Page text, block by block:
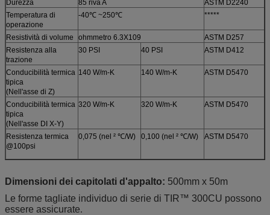
Durezza
85 riva A
ASTM D2240
Temperatura di
operazione
-40℃ ~250℃ *****
Resistività di volume ohmmetro 6.3X109
ASTM D257
Resistenza alla
trazione
30 PSI 40 PSI ASTM D412
Conducibilità termica
tipica
(Nell'asse di Z)
140 W/m-K 140 W/m-K ASTM D5470
Conducibilità termica
tipica
(Nell'asse DI X-Y)
320 W/m-K 320 W/m-K ASTM D5470
Resistenza termica
@100psi
0,075 (nel ² ℃/W) 0,100 (nel ² ℃/W) ASTM D5470
Dimensioni dei capitolati d'appalto: 500mm x 50m
Le forme tagliate individuo di serie di TIR™ 300CU possono
essere assicurate.